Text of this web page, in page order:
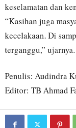
keselamatan dan
“Kasihan juga
kecelakaan. Di
terganggu,” ujarnya.
Penulis: Audindra
Editor: TB Ahmad